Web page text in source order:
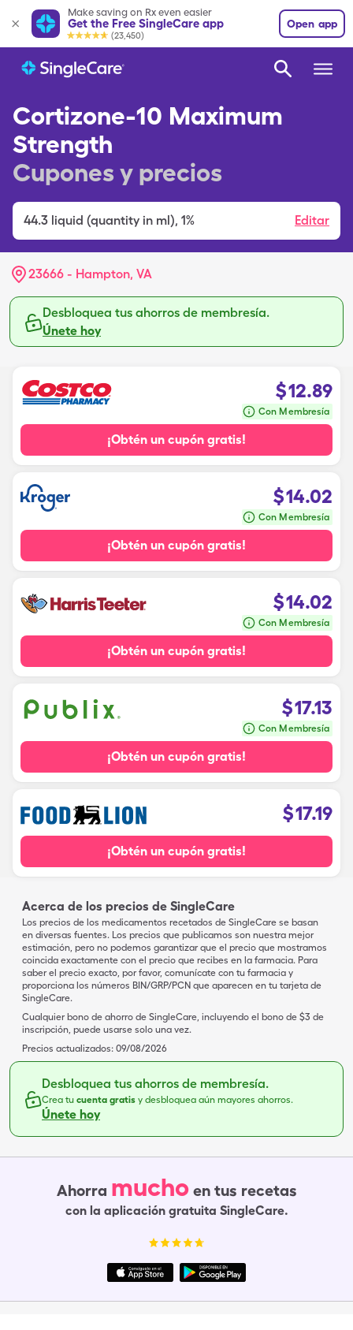
Make saving on Rx even easier
Get the Free SingleCare app
(23,450)
Open app
Cortizone-10 Maximum
Strength
Cupones y precios
44.3 liquid (quantity in ml), 1% Editar
23666 - Hampton, VA
Desbloquea tus ahorros de membresía.
Únete hoy
$12.89
Con Membresía
¡Obtén un cupón gratis!
$14.02
Con Membresía
¡Obtén un cupón gratis!
$14.02
Con Membresía
¡Obtén un cupón gratis!
$17.13
Con Membresía
¡Obtén un cupón gratis!
$17.19
¡Obtén un cupón gratis!
Acerca de los precios de SingleCare
Los precios de los medicamentos recetados de SingleCare se basan
en diversas fuentes. Los precios que publicamos son nuestra mejor
estimación, pero no podemos garantizar que el precio que mostramos
coincida exactamente con el precio que recibes en la farmacia. Para
saber el precio exacto, por favor, comunícate con tu farmacia y
proporciona los números BIN/GRP/PCN que aparecen en tu tarjeta de
SingleCare.
Cualquier bono de ahorro de SingleCare, incluyendo el bono de $3 de
inscripción, puede usarse solo una vez.
Precios actualizados: 09/08/2026
Desbloquea tus ahorros de membresía.
Crea tu cuenta gratis y desbloquea aún mayores ahorros.
Únete hoy
Ahorra mucho en tus recetas
con la aplicación gratuita SingleCare.